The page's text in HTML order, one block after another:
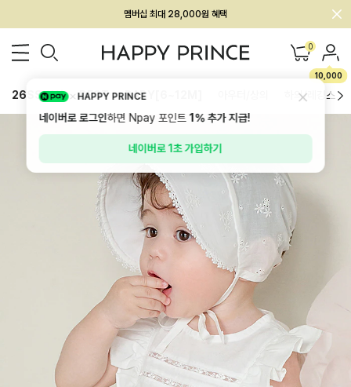
회원전용 아울렛, 가입하면 ~60% 할인!
멤버십 최대 28,000원 혜택 0
10,000
26SS 신상 BEST BABY[6~12M] 하의/레깅스
HAPPY PRINCE
네이버로 로그인하면 Npay 포인트1%추가 지급!
네이버로 1초 가입하기